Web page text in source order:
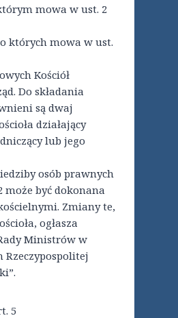
mowa w ust. 2
których mowa w ust.
Kościół
Do składania
są dwaj
działający
lub jego
osób prawnych
być dokonana
Zmiany te,
ogłasza
Ministrów w
5